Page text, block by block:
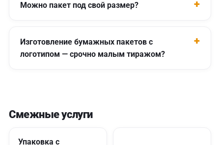
Можно пакет под свой размер?
Изготовление бумажных пакетов с
логотипом — срочно малым тиражом?
Смежные услуги
Упаковка с